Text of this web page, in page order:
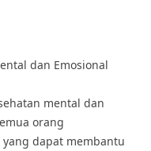
dan Emosional
mental dan
orang
dapat membantu